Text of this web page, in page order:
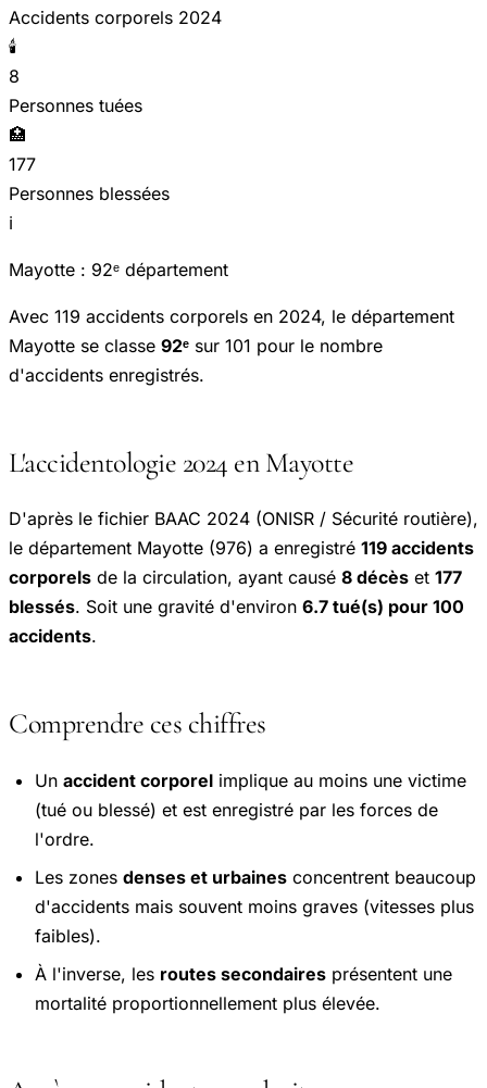
Accidents corporels 2024
🕯️
8
Personnes tuées
🏥
177
Personnes blessées
ℹ️
Mayotte : 92ᵉ département
Avec 119 accidents corporels en 2024, le département
Mayotte se classe 92ᵉ sur 101 pour le nombre
d'accidents enregistrés.
L'accidentologie 2024 en Mayotte
D'après le fichier BAAC 2024 (ONISR / Sécurité routière),
le département Mayotte (976) a enregistré 119 accidents
corporels de la circulation, ayant causé 8 décès et 177
blessés. Soit une gravité d'environ 6.7 tué(s) pour 100
accidents.
Comprendre ces chiffres
Un accident corporel implique au moins une victime
(tué ou blessé) et est enregistré par les forces de
l'ordre.
Les zones denses et urbaines concentrent beaucoup
d'accidents mais souvent moins graves (vitesses plus
faibles).
À l'inverse, les routes secondaires présentent une
mortalité proportionnellement plus élevée.